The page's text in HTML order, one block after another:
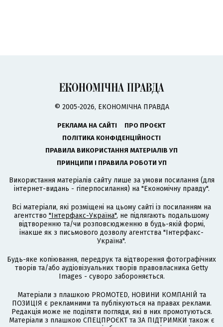
© 2005-2026, ЕКОНОМІЧНА ПРАВДА
РЕКЛАМА НА САЙТІ
ПРО ПРОЄКТ
ПОЛІТИКА КОНФІДЕНЦІЙНОСТІ
ПРАВИЛА ВИКОРИСТАННЯ МАТЕРІАЛІВ УП
ПРИНЦИПИ І ПРАВИЛА РОБОТИ УП
Використання матеріалів сайту лише за умови посилання (для
інтернет-видань - гіперпосилання) на "Економічну правду".
Всі матеріали, які розміщені на цьому сайті із посиланням на
агентство "Інтерфакс-Україна", не підлягають подальшому
відтворенню та/чи розповсюдженню в будь-якій формі,
інакше як з письмового дозволу агентства "Інтерфакс-
Україна".
Будь-яке копіювання, передрук та відтворення фотографічних
творів та/або аудіовізуальних творів правовласника Getty
Images - суворо забороняється.
Матеріали з плашкою PROMOTED, НОВИНИ КОМПАНІЙ та
ПОЗИЦІЯ є рекламними та публікуються на правах реклами.
Редакція може не поділяти погляди, які в них промотуються.
Матеріали з плашкою СПЕЦПРОЄКТ та ЗА ПІДТРИМКИ також є